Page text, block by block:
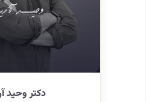
دکتر وحید